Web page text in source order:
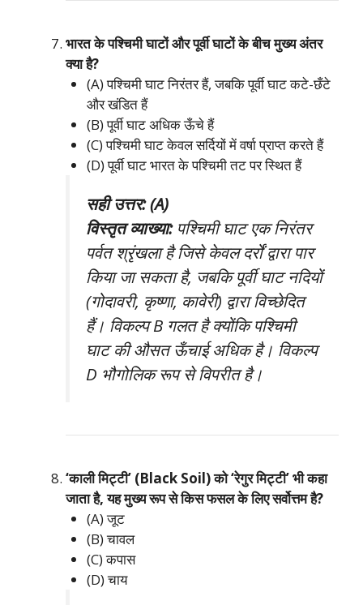
भारत के पश्चिमी घाटों और पूर्वी घाटों के बीच मुख्य अंतर
क्या है?
(A) पश्चिमी घाट निरंतर हैं, जबकि पूर्वी घाट कटे-छँटे
और खंडित हैं
(B) पूर्वी घाट अधिक ऊँचे हैं
(C) पश्चिमी घाट केवल सर्दियों में वर्षा प्राप्त करते हैं
(D) पूर्वी घाट भारत के पश्चिमी तट पर स्थित हैं
सही उत्तर: (A)
विस्तृत व्याख्या:पश्चिमी घाट एक निरंतर
पर्वत श्रृंखला है जिसे केवल दर्रों द्वारा पार
किया जा सकता है, जबकि पूर्वी घाट नदियों
(गोदावरी, कृष्णा, कावेरी) द्वारा विच्छेदित
हैं। विकल्प B गलत है क्योंकि पश्चिमी
घाट की औसत ऊँचाई अधिक है। विकल्प
D भौगोलिक रूप से विपरीत है।
‘काली मिट्टी’ (Black Soil) को ‘रेगुर मिट्टी’ भी कहा
जाता है, यह मुख्य रूप से किस फसल के लिए सर्वोत्तम है?
(A) जूट
(B) चावल
(C) कपास
(D) चाय